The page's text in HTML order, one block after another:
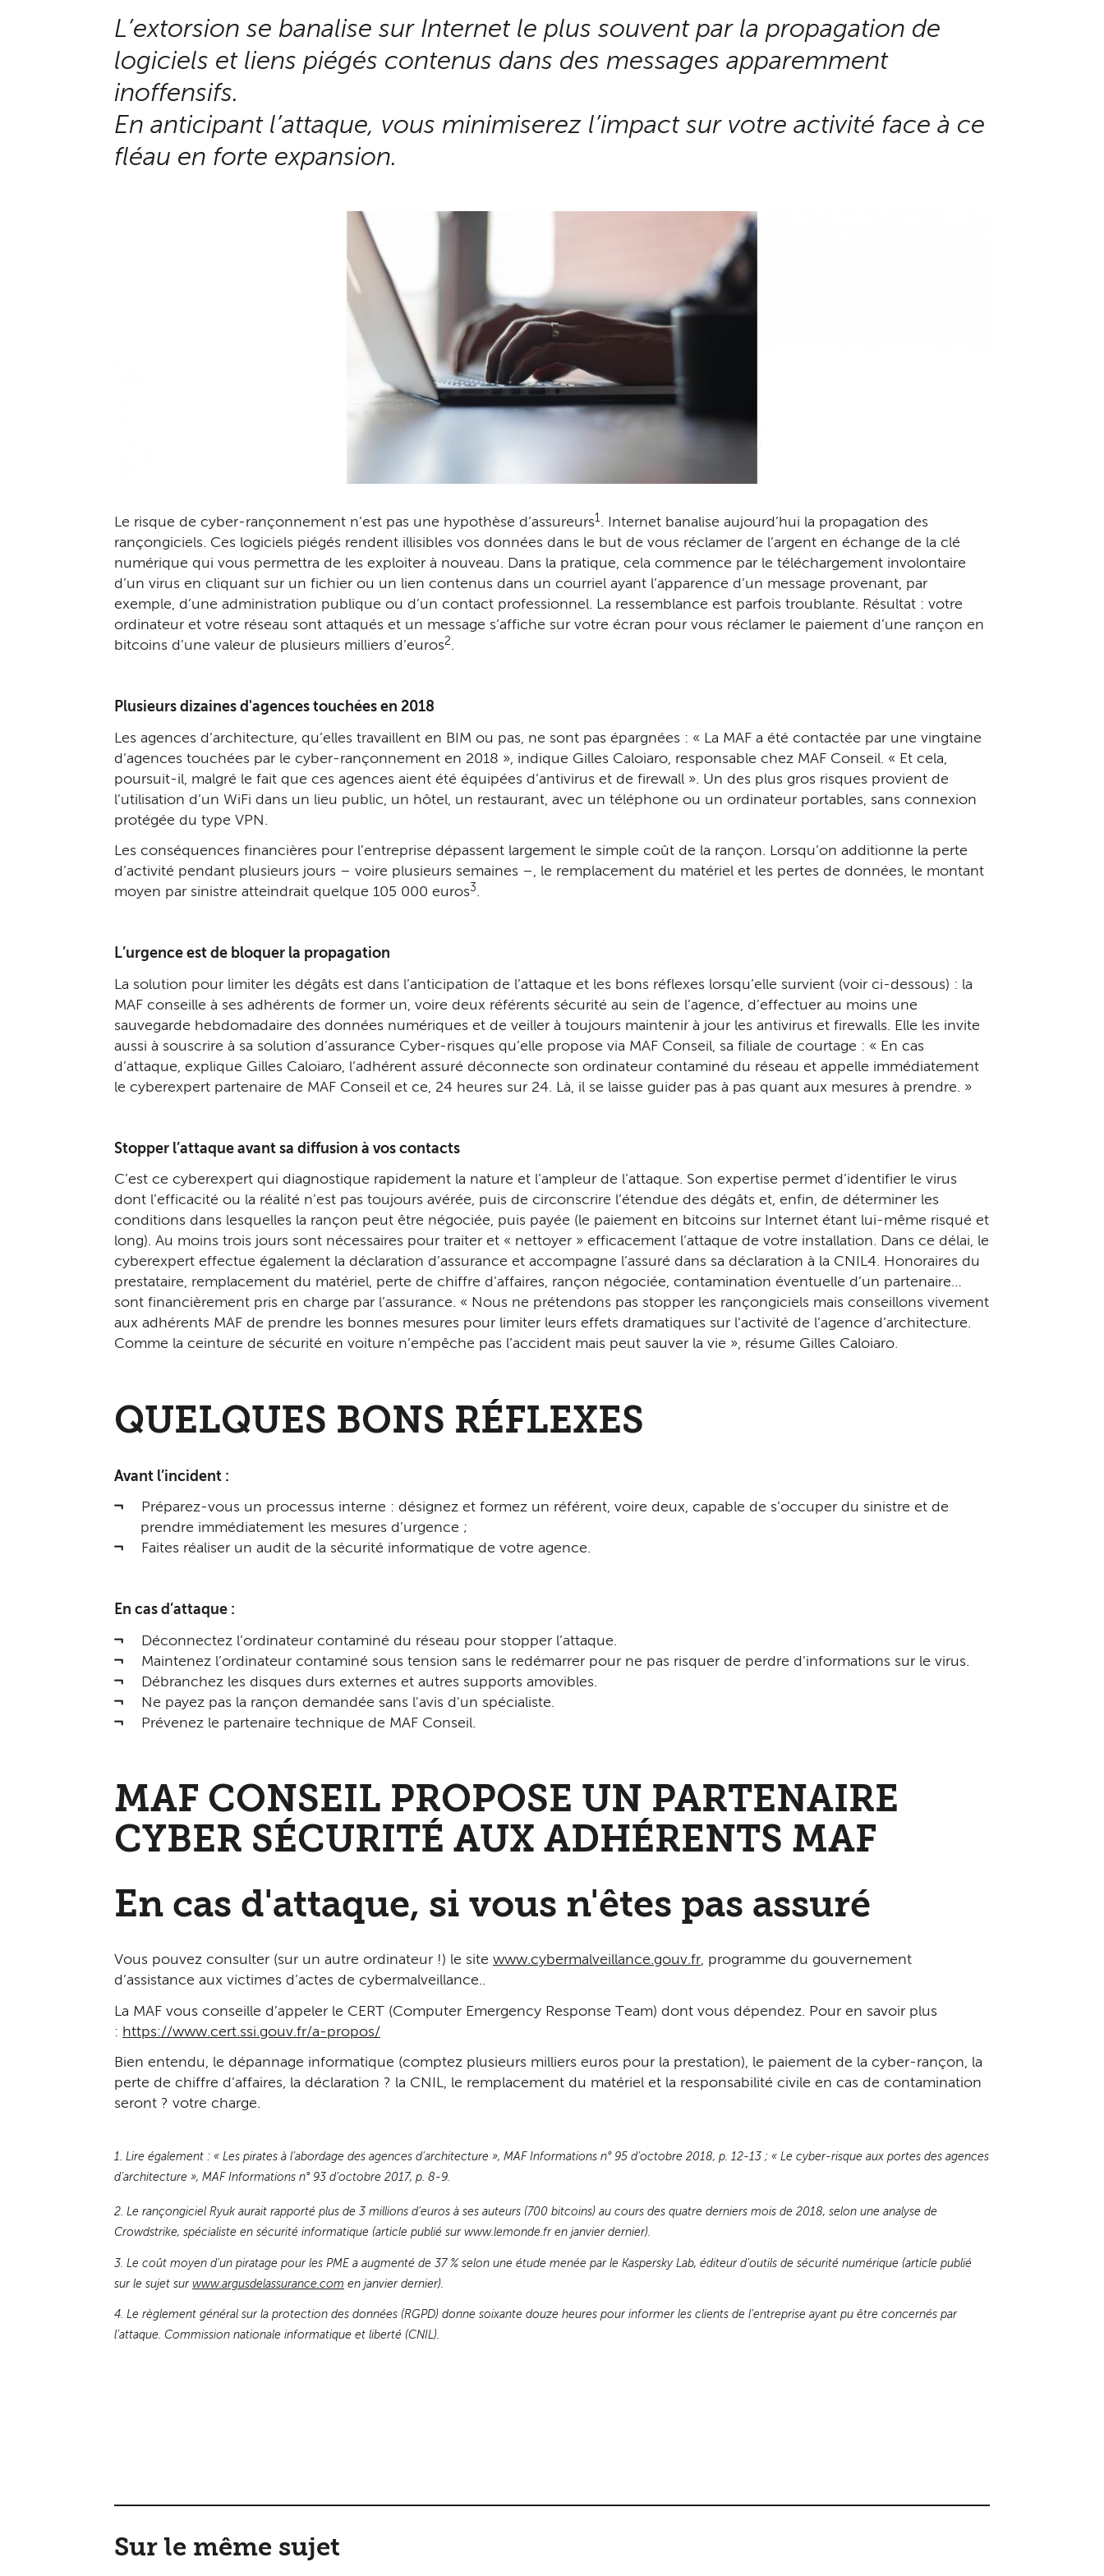
L’extorsion se banalise sur Internet le plus souvent par la propagation de
logiciels et liens piégés contenus dans des messages apparemment
inoffensifs.
En anticipant l’attaque, vous minimiserez l’impact sur votre activité face à ce
fléau en forte expansion.
Le risque de cyber-rançonne­ment n’est pas une hypothèse d’assureurs1. Internet banalise aujourd’hui la propagation des
rançongiciels. Ces logiciels piégés rendent illisibles vos données dans le but de vous réclamer de l’argent en échange de la clé
numérique qui vous permettra de les exploiter à nouveau. Dans la pratique, cela commence par le téléchargement involontaire
d’un virus en cliquant sur un fichier ou un lien contenus dans un courriel ayant l’apparence d’un message provenant, par
exemple, d’une administration publique ou d’un contact profes­sionnel. La ressemblance est parfois troublante. Résultat : votre
ordina­teur et votre réseau sont attaqués et un message s’affiche sur votre écran pour vous réclamer le paiement d’une rançon en
bitcoins d’une valeur de plusieurs milliers d’euros2.
Plusieurs dizaines d'agences touchées en 2018
Les agences d’architecture, qu’elles travaillent en BIM ou pas, ne sont pas épargnées : « La MAF a été contac­tée par une vingtaine
d’agences tou­chées par le cyber-rançonnement en 2018 », indique Gilles Caloiaro, res­ponsable chez MAF Conseil. « Et cela,
poursuit-il, malgré le fait que ces agences aient été équipées d’anti­virus et de firewall ». Un des plus gros risques provient de
l’utilisation d’un WiFi dans un lieu public, un hôtel, un restaurant, avec un téléphone ou un ordinateur portables, sans connexion
protégée du type VPN.
Les conséquences financières pour l’entreprise dépassent largement le simple coût de la rançon. Lorsqu’on additionne la perte
d’activité pendant plusieurs jours – voire plusieurs se­maines –, le remplacement du maté­riel et les pertes de données, le montant
moyen par sinistre atteindrait quelque 105 000 euros3.
L’urgence est de bloquer la propagation
La solution pour limiter les dégâts est dans l’anticipation de l’attaque et les bons réflexes lorsqu’elle survient (voir ci-dessous) : la
MAF conseille à ses adhérents de former un, voire deux référents sécurité au sein de l’agence, d’effectuer au moins une
sauvegarde hebdomadaire des données numé­riques et de veiller à toujours main­tenir à jour les antivirus et firewalls. Elle les invite
aussi à souscrire à sa solution d’assurance Cyber-risques qu’elle propose via MAF Conseil, sa fi­liale de courtage : « En cas
d’attaque, explique Gilles Caloiaro, l’adhérent assuré déconnecte son ordinateur contaminé du réseau et appelle immédiatement
le cyberexpert parte­naire de MAF Conseil et ce, 24 heures sur 24. Là, il se laisse guider pas à pas quant aux mesures à prendre. »
Stopper l’attaque avant sa diffusion à vos contacts
C’est ce cyberexpert qui diagnostique rapidement la nature et l’ampleur de l’attaque. Son expertise permet d’identifier le virus
dont l’efficacité ou la réalité n’est pas toujours avé­rée, puis de circonscrire l’étendue des dégâts et, enfin, de déterminer les
conditions dans lesquelles la ran­çon peut être négociée, puis payée (le paiement en bitcoins sur Internet étant lui-même risqué et
long). Au moins trois jours sont nécessaires pour traiter et « nettoyer » efficace­ment l’attaque de votre installation. Dans ce délai, le
cyberexpert effectue également la déclaration d’assurance et accompagne l’assuré dans sa dé­claration à la CNIL4. Honoraires du
prestataire, remplacement du maté­riel, perte de chiffre d’affaires, rançon négociée, contamination éventuelle d’un partenaire…
sont financière­ment pris en charge par l’assurance. « Nous ne prétendons pas stopper les rançongiciels mais conseillons vive­ment
aux adhérents MAF de prendre les bonnes mesures pour limiter leurs effets dramatiques sur l’activité de l’agence d’architecture.
Comme la ceinture de sécurité en voiture n’em­pêche pas l’accident mais peut sauver la vie », résume Gilles Caloiaro.
QUELQUES BONS RÉFLEXES
Avant l’incident :
Préparez-vous un processus interne : désignez et for­mez un référent, voire deux, capable de s’occuper du sinistre et de
prendre immédiatement les mesures d’ur­gence ;
Faites réaliser un audit de la sécurité informatique de votre agence.
En cas d’attaque :
Déconnectez l’ordinateur contaminé du réseau pour stopper l’attaque.
Maintenez l’ordinateur contaminé sous tension sans le redémarrer pour ne pas risquer de perdre d’informations sur le virus.
Débranchez les disques durs externes et autres sup­ports amovibles.
Ne payez pas la rançon demandée sans l'avis d'un spécialiste.
Prévenez le partenaire technique de MAF Conseil.
MAF CONSEIL PROPOSE UN PARTENAIRE
CYBER SÉCURITÉ AUX ADHÉRENTS MAF
En cas d'attaque, si vous n'êtes pas assuré
Vous pouvez consulter (sur un autre ordinateur !) le site www.cybermalveillance.gouv.fr, programme du gouvernement
d’assistance aux victimes d’actes de cybermalveillance..
La MAF vous conseille d’appeler le CERT (Computer Emergency Response Team) dont vous dépendez. Pour en savoir plus
: https://www.cert.ssi.gouv.fr/a-propos/
Bien entendu, le dépannage informatique (comptez plusieurs milliers euros pour la prestation), le paiement de la cyber-rançon, la
perte de chiffre d’affaires, la déclaration ? la CNIL, le remplacement du matériel et la responsabilité civile en cas de contamination
seront ? votre charge.
1. Lire également : « Les pirates à l’abordage des agences d’architecture », MAF Informations n° 95 d’octobre 2018, p. 12-13 ; « Le cyber-risque aux portes des agences
d’architecture », MAF Informations n° 93 d’octobre 2017, p. 8-9.
2. Le rançongiciel Ryuk aurait rapporté plus de 3 millions d’euros à ses auteurs (700 bitcoins) au cours des quatre derniers mois de 2018, selon une analyse de
Crowdstrike, spécialiste en sécurité informatique (article publié sur www.lemonde.fr en janvier dernier).
3. Le coût moyen d’un piratage pour les PME a augmenté de 37 % selon une étude menée par le Kaspersky Lab, éditeur d’outils de sécurité numérique (article publié
sur le sujet sur www.argusdelassurance.com en janvier dernier).
4. Le règlement général sur la protection des données (RGPD) donne soixante douze heures pour informer les clients de l’entreprise ayant pu être concernés par
l’attaque. Commission nationale informatique et liberté (CNIL).
Sur le même sujet